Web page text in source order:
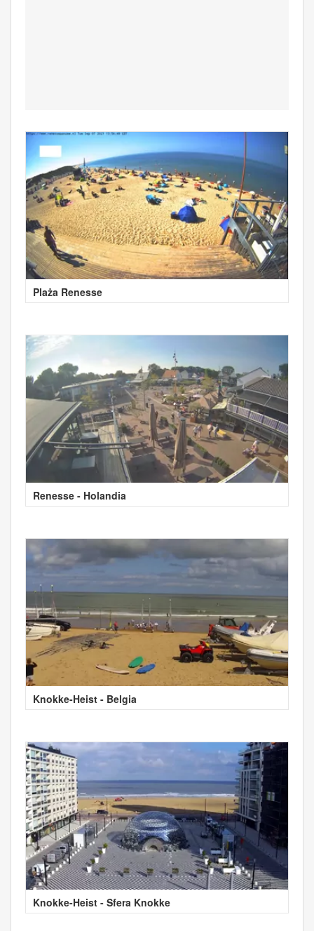
Plaża Renesse
Renesse - Holandia
Knokke-Heist - Belgia
Knokke-Heist - Sfera Knokke